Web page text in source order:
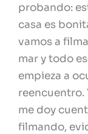
probando:
casa es
vamos a
mar y todo
empieza a
reencuentro.
me doy
filmando,